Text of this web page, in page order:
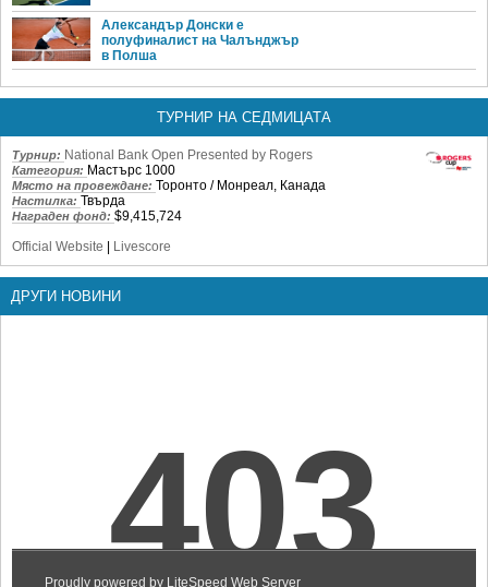
Александър Донски е
полуфиналист на Чалънджър
в Полша
ТУРНИР НА СЕДМИЦАТА
Турнир: National Bank Open Presented by Rogers
Категория: Мастърс 1000
Място на провеждане: Торонто / Монреал, Канада
Настилка: Твърда
Награден фонд: $9,415,724
Official Website
Livescore
ДРУГИ НОВИНИ